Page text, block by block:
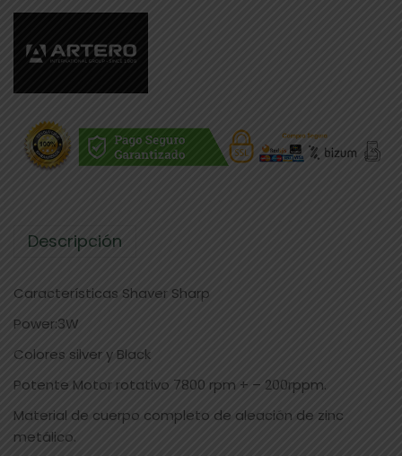
Descripción
Características Shaver Sharp
Power:3W
Colores silver y Black
Potente Motor rotativo 7800 rpm + – 200rppm.
Material de cuerpo completo de aleación de zinc
metálico.